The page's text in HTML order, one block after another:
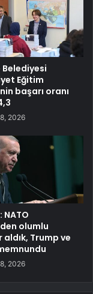
Eğitim
başarı oranı
2026
NATO
olumlu
Trump ve
2026